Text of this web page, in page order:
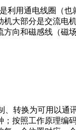
利用通电线圈（
大部分是交流
向和磁感线（磁
、转换为可用以
按照工作原理